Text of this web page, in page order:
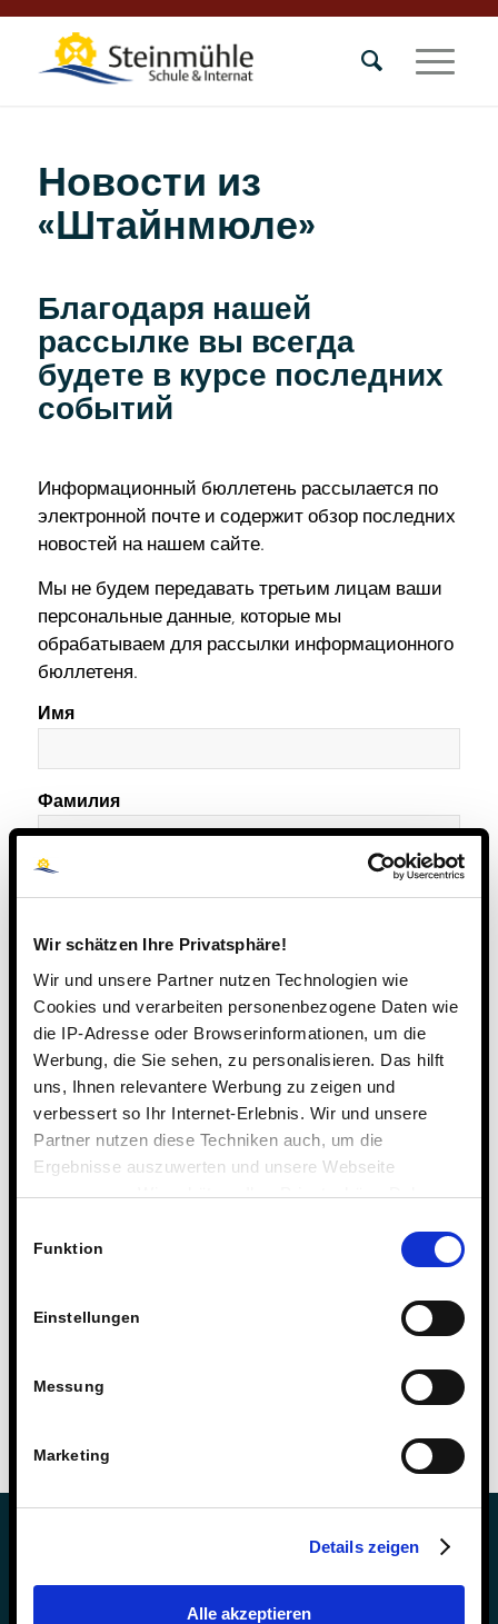
Wir schätzen Ihre Privatsphäre!
Wir und unsere Partner nutzen Technologien wie
Cookies und verarbeiten personenbezogene Daten wie
die IP-Adresse oder Browserinformationen, um die
Werbung, die Sie sehen, zu personalisieren. Das hilft
uns, Ihnen relevantere Werbung zu zeigen und
verbessert so Ihr Internet-Erlebnis. Wir und unsere
Partner nutzen diese Techniken auch, um die
Ergebnisse auszuwerten und unsere Webseite
anzupassen. Wir schätzen Ihre Privatsphäre. Daher
Technologien.
Funktion
Einstellungen
Messung
Marketing
Details zeigen
Alle akzeptieren
Новости из
«Штайнмюле»
Благодаря нашей
рассылке вы всегда
будете в курсе последних
событий
Информационный бюллетень рассылается по
электронной почте и содержит обзор последних
новостей на нашем сайте.
Мы не будем передавать третьим лицам ваши
персональные данные, которые мы
обрабатываем для рассылки информационного
бюллетеня.
Имя
Фамилия
Mit Ihrem Klick akzeptieren Sie unsere
Datenschutzerklärung.